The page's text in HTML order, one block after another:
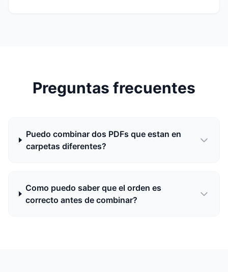
Preguntas frecuentes
Puedo combinar dos PDFs que estan en
carpetas diferentes?
Como puedo saber que el orden es
correcto antes de combinar?